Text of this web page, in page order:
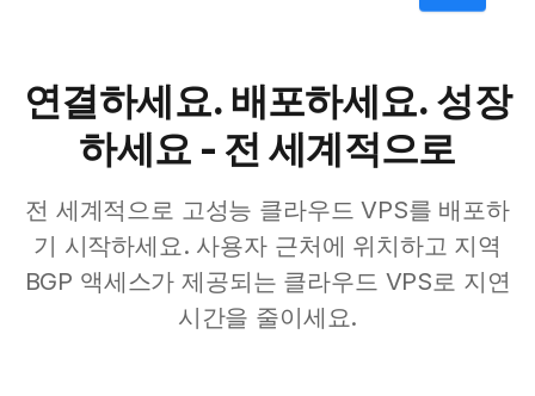
연결하세요. 배포하세요. 성장
하세요 - 전 세계적으로
전 세계적으로 고성능 클라우드 VPS를 배포하
기 시작하세요. 사용자 근처에 위치하고 지역
BGP 액세스가 제공되는 클라우드 VPS로 지연
시간을 줄이세요.